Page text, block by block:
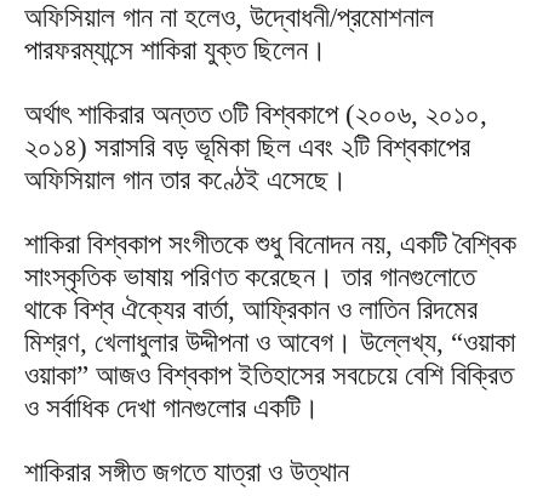
অফিসিয়াল গান না হলেও, উদ্বোধনী/প্রমোশনাল
পারফরম্যান্সে শাকিরা যুক্ত ছিলেন।
অর্থাৎ শাকিরার অন্তত ৩টি বিশ্বকাপে (২০০৬, ২০১০,
২০১৪) সরাসরি বড় ভূমিকা ছিল এবং ২টি বিশ্বকাপের
অফিসিয়াল গান তার কণ্ঠেই এসেছে।
শাকিরা বিশ্বকাপ সংগীতকে শুধু বিনোদন নয়, একটি বৈশ্বিক
সাংস্কৃতিক ভাষায় পরিণত করেছেন। তার গানগুলোতে
থাকে বিশ্ব ঐক্যের বার্তা, আফ্রিকান ও লাতিন রিদমের
মিশ্রণ, খেলাধুলার উদ্দীপনা ও আবেগ। উল্লেখ্য, “ওয়াকা
ওয়াকা” আজও বিশ্বকাপ ইতিহাসের সবচেয়ে বেশি বিক্রিত
ও সর্বাধিক দেখা গানগুলোর একটি।
শাকিরার সঙ্গীত জগতে যাত্রা ও উত্থান